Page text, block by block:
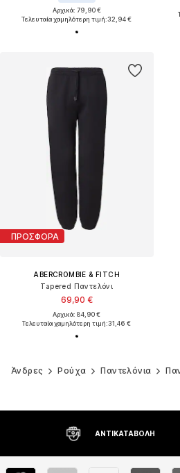
Αρχικά: 79,90 €
Τελευταία χαμηλότερη τιμή:32,94 €
ΠΡΟΣΦΟΡΑ
ABERCROMBIE & FITCH
Tapered Παντελόνι
69,90 €
Αρχικά: 84,90 €
Τελευταία χαμηλότερη τιμή:31,46 €
Άνδρες Ρούχα Παντελόνια
ΔΩΡΕΆΝ ΑΠΟΣΤΟΛΉ* ΚΑΙ
ΕΠΙΣΤΡΟΦΉ